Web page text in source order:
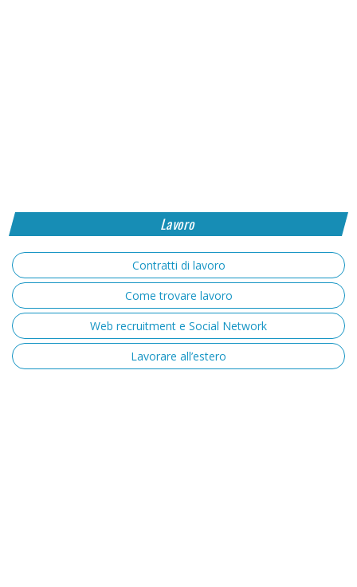
Lavoro
Contratti di lavoro
Come trovare lavoro
Web recruitment e Social Network
Lavorare all’estero